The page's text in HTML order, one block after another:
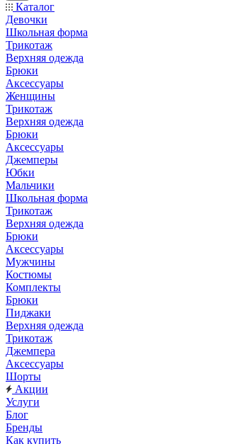
Каталог
Девочки
Школьная форма
Трикотаж
Верхняя одежда
Брюки
Аксессуары
Женщины
Трикотаж
Верхняя одежда
Брюки
Аксессуары
Джемперы
Юбки
Мальчики
Школьная форма
Трикотаж
Верхняя одежда
Брюки
Аксессуары
Мужчины
Костюмы
Комплекты
Брюки
Пиджаки
Верхняя одежда
Трикотаж
Джемпера
Аксессуары
Шорты
Акции
Услуги
Блог
Бренды
Как купить